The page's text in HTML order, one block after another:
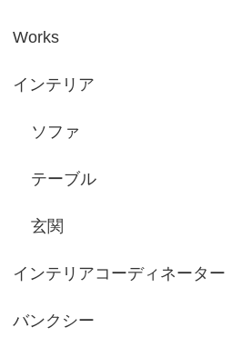
Works
インテリア
ソファ
テーブル
玄関
インテリアコーディネーター
バンクシー